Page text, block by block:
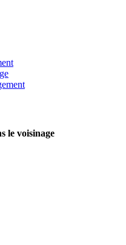
le voisinage